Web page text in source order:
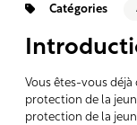
Catégories
Vous êtes-vous
protection de la
protection de la